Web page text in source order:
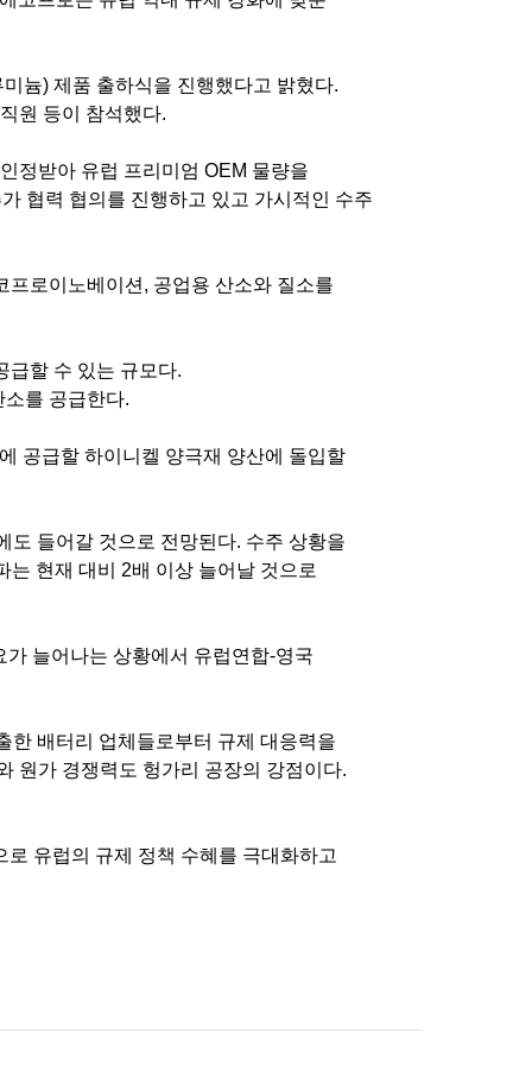
미늄) 제품 출하식을 진행했다고 밝혔다.
원 등이 참석했다.
정받아 유럽 프리미엄 OEM 물량을
협력 협의를 진행하고 있고 가시적인 수주
프로이노베이션 , 공업용 산소와 질소를
급할 수 있는 규모다.
소를 공급한다.
에 공급할 하이니켈 양극재 양산에 돌입할
도 들어갈 것으로 전망된다. 수주 상황을
는 현재 대비 2배 이상 늘어날 것으로
가 늘어나는 상황에서 유럽연합-영국
한 배터리 업체들로부터 규제 대응력을
원가 경쟁력도 헝가리 공장의 강점이다.
유럽의 규제 정책 수혜를 극대화하고